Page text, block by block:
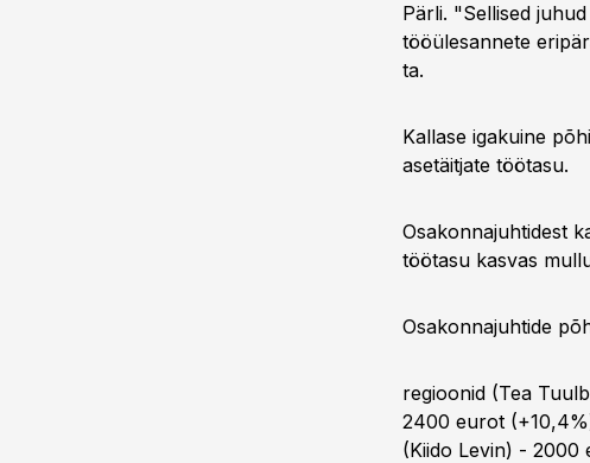
Pärli. "Sellised
tööülesannete
ta.
Kallase igakuine
asetäitjate töötasu.
Osakonnajuhtidest
töötasu kasvas
Osakonnajuhtide
regioonid (Tea
2400 eurot
(Kiido Levin) - 2000